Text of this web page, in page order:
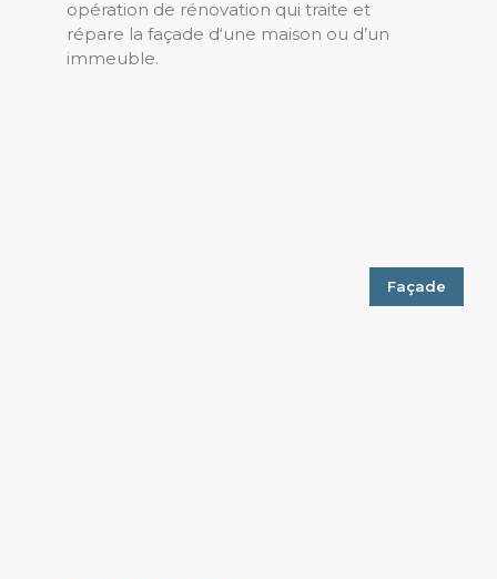
opération de rénovation qui traite et
répare la façade d‘une maison ou d’un
immeuble.
Façade